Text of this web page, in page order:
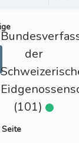
der
(101)